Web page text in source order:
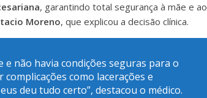
, garantindo total segurança à mãe e ao
Moreno, que explicou a decisão clínica.
não havia condições seguras para o
como lacerações e
deu tudo certo”, destacou o médico.